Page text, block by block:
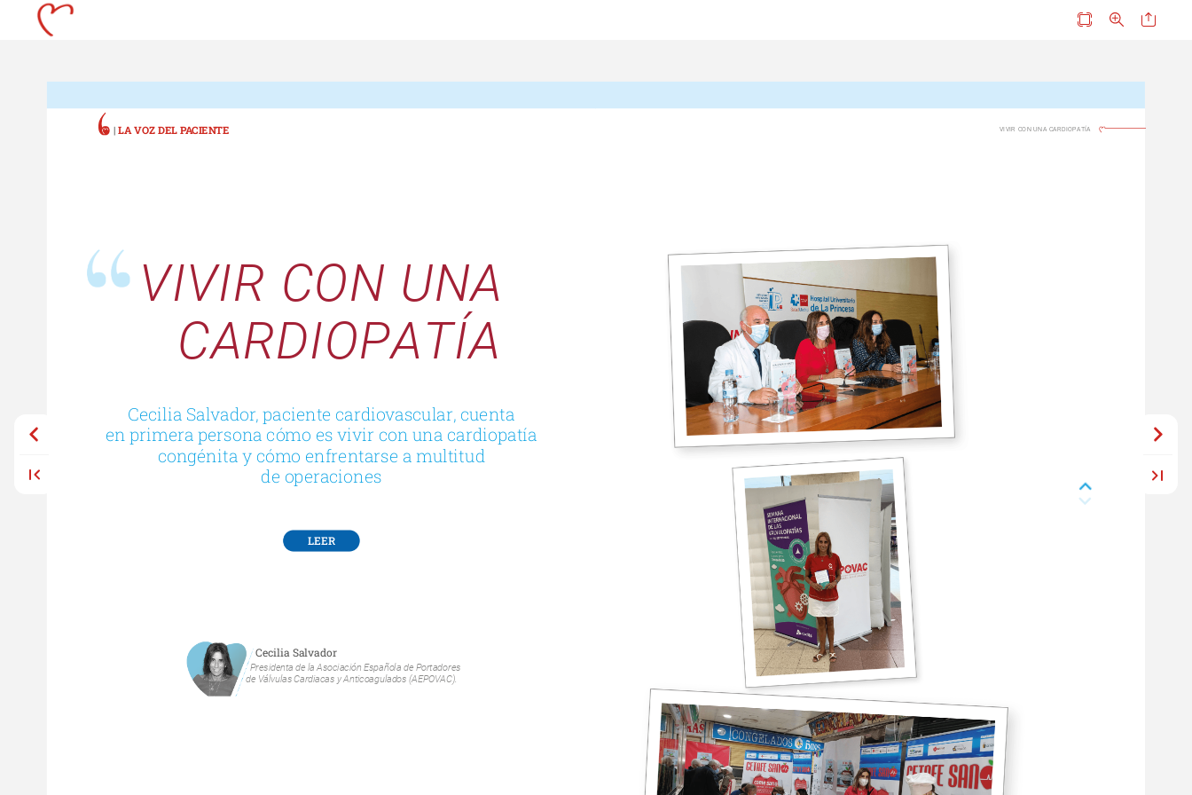
Cecilia Salvador,paciente cardiovascular, cuenta
enprimerapersona cómo esvivir conuna cardiopatía
congénita y cómo enfrentarse a multitud
de operaciones
VIVIR CON UNA
CARDIOPATÍA
| LAVOZ DEL PACIENTE
Cecilia Salvador
Presidenta de la Asociación Española de Portadores
de VálvulasCardiacas y Anticoagulados (AEPOVAC).
LEER
VIVIR CON UNA CARDIOPATÍA